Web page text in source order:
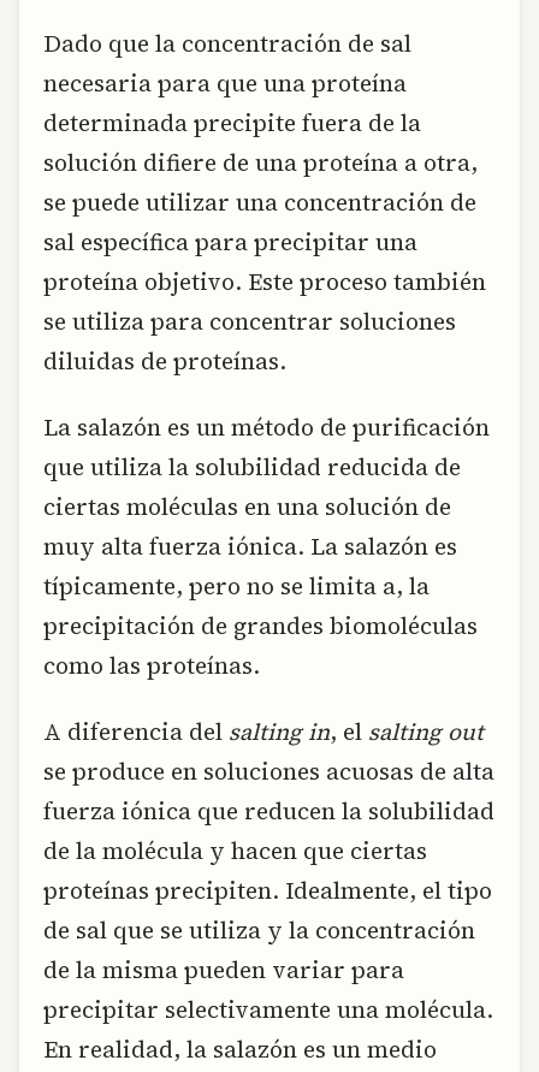
Dado que la concentración de sal
necesaria para que una proteína
determinada precipite fuera de la
solución difiere de una proteína a otra,
se puede utilizar una concentración de
sal específica para precipitar una
proteína objetivo. Este proceso también
se utiliza para concentrar soluciones
diluidas de proteínas.
La salazón es un método de purificación
que utiliza la solubilidad reducida de
ciertas moléculas en una solución de
muy alta fuerza iónica. La salazón es
típicamente, pero no se limita a, la
precipitación de grandes biomoléculas
como las proteínas.
A diferencia del salting in, el salting out
se produce en soluciones acuosas de alta
fuerza iónica que reducen la solubilidad
de la molécula y hacen que ciertas
proteínas precipiten. Idealmente, el tipo
de sal que se utiliza y la concentración
de la misma pueden variar para
precipitar selectivamente una molécula.
En realidad, la salazón es un medio